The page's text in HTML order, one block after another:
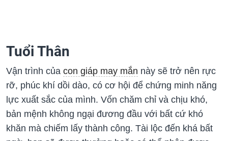
Tuổi Thân
Vận trình của con giáp may mắn này sẽ trở nên rực
rỡ, phúc khí dồi dào, có cơ hội để chứng minh năng
lực xuất sắc của mình. Vốn chăm chỉ và chịu khó,
bản mệnh không ngại đương đầu với bất cứ khó
khăn mà chiếm lấy thành công. Tài lộc đến khá bất